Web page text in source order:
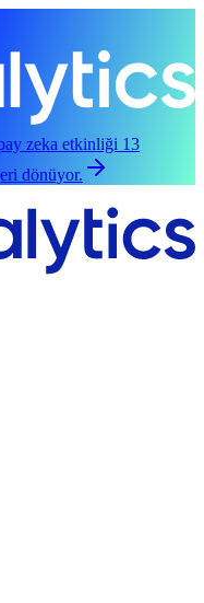
zeka etkinliği 13
dönüyor.